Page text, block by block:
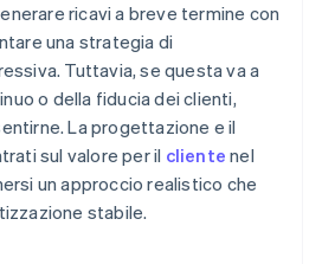
ricavi a breve termine con
una strategia di
Tuttavia, se questa va a
o della fiducia dei clienti,
La progettazione e il
sul valore per il cliente nel
un approccio realistico che
stabile.